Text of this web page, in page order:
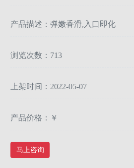
产品描述：弹嫩香滑,入口即化
浏览次数：713
上架时间：2022-05-07
产品价格：￥
马上咨询